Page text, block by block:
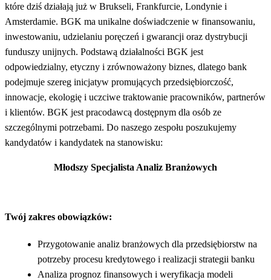
które dziś działają już w Brukseli, Frankfurcie, Londynie i
Amsterdamie. BGK ma unikalne doświadczenie w finansowaniu,
inwestowaniu, udzielaniu poręczeń i gwarancji oraz dystrybucji
funduszy unijnych. Podstawą działalności BGK jest
odpowiedzialny, etyczny i zrównoważony biznes, dlatego bank
podejmuje szereg inicjatyw promujących przedsiębiorczość,
innowacje, ekologię i uczciwe traktowanie pracowników, partnerów
i klientów. BGK jest pracodawcą dostępnym dla osób ze
szczególnymi potrzebami. Do naszego zespołu poszukujemy
kandydatów i kandydatek na stanowisku:
Młodszy Specjalista Analiz Branżowych
Twój zakres obowiązków:
Przygotowanie analiz branżowych dla przedsiębiorstw na
potrzeby procesu kredytowego i realizacji strategii banku
Analiza prognoz finansowych i weryfikacja modeli